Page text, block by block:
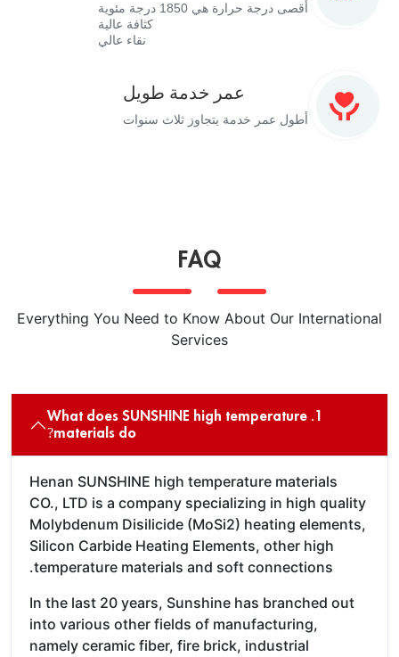
أقصى درجة حرارة هي 1850 درجة مئوية
كثافة عالية
نقاء عالي
عمر خدمة طويل
أطول عمر خدمة يتجاوز ثلاث سنوات
FAQ
Everything You Need to Know About Our International
Services
1. What does SUNSHINE high temperature
materials do?
Henan SUNSHINE high temperature materials
CO., LTD is a company specializing in high quality
Molybdenum Disilicide (MoSi2) heating elements,
Silicon Carbide Heating Elements, other high
temperature materials and soft connections.
In the last 20 years, Sunshine has branched out
into various other fields of manufacturing,
namely ceramic fiber, fire brick, industrial